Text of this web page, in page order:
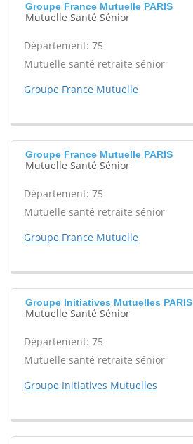
Groupe France Mutuelle PARIS
Mutuelle Santé Sénior
Département: 75
Mutuelle santé retraite sénior
Groupe France Mutuelle
Groupe France Mutuelle PARIS
Mutuelle Santé Sénior
Département: 75
Mutuelle santé retraite sénior
Groupe France Mutuelle
Groupe Initiatives Mutuelles PARIS
Mutuelle Santé Sénior
Département: 75
Mutuelle santé retraite sénior
Groupe Initiatives Mutuelles